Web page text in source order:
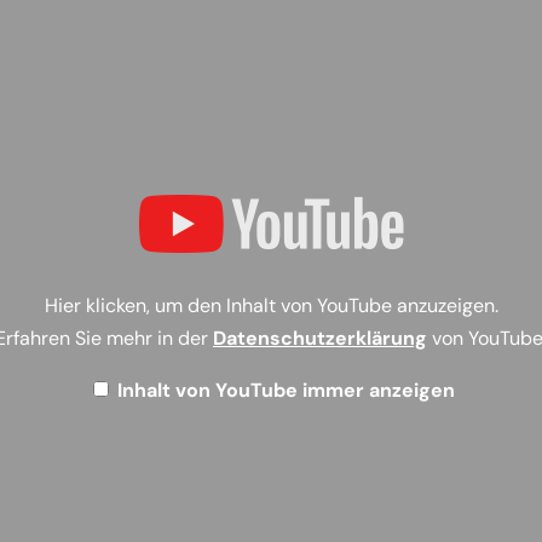
Hier klicken, um den Inhalt von YouTube anzuzeigen.
Sie mehr in der Datenschutzerklärung von
Inhalt von YouTube immer anzeigen